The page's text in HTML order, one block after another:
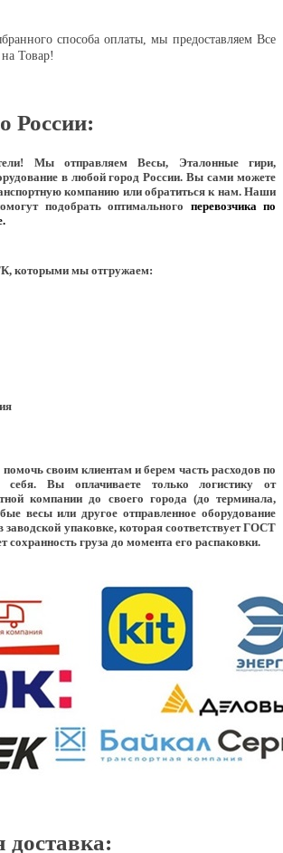
способа оплаты, мы предоставляем Все
Товар!
России:
Мы отправляем Весы, Эталонные гири,
в любой город России. Вы сами можете
компанию или обратиться к нам. Наши
подобрать оптимального перевозчика по
которыми мы отгружаем:
своим клиентам и берем часть расходов по
себя. Вы оплачиваете только логистику от
компании до своего города (до терминала,
весы или другое отправленное оборудование
заводской упаковке, которая соответствует ГОСТ
сохранность груза до момента его распаковки.
доставка: